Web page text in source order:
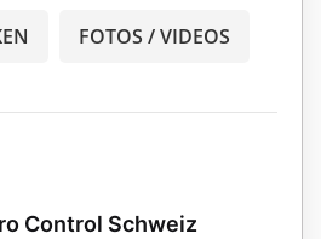
FOTOS / VIDEOS
Control Schweiz